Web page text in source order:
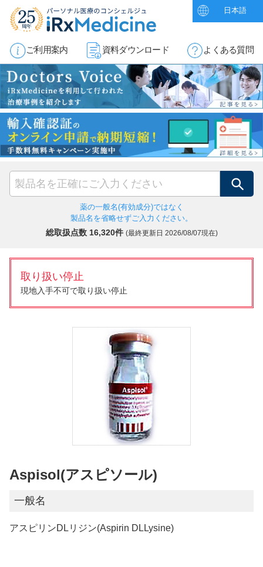
日本語
ご利用案内 資料ダウンロード よくある質問
検索
薬の一般名(有効成分)ではなく
製品名を省略せずご入力ください。
総取扱点数 16,320件 (最終更新日 2026/08/07現在)
取り扱い停止
現地入手不可で取り扱い停止
Aspisol(アスピソール)
一般名
アスピリンDLリジン(Aspirin DLLysine)